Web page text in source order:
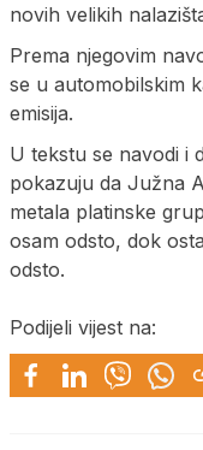
novih velikih
Prema njegovim
se u automobilskim
emisija.
U tekstu se navodi i
pokazuju da Južna
metala platinske
osam odsto, dok
odsto.
Podijeli vijest na: